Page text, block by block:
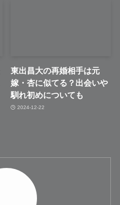
東出昌大の再婚相手は元
嫁・杏に似てる？出会いや
馴れ初めについても
2024-12-22